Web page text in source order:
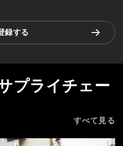
録する
プライチェー
すべて見る